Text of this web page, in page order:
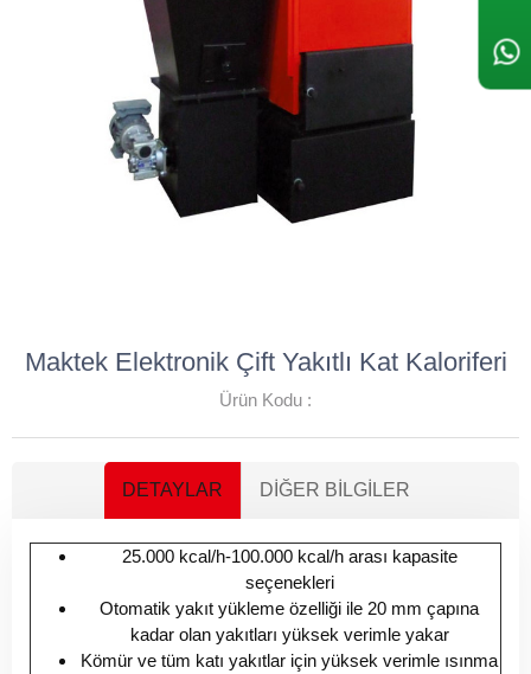
Maktek Elektronik Çift Yakıtlı Kat Kaloriferi
Ürün Kodu :
DETAYLAR DIĞER BILGILER
25.000 kcal/h-100.000 kcal/h arası kapasite
seçenekleri
Otomatik yakıt yükleme özelliği ile 20 mm çapına
kadar olan yakıtları yüksek verimle yakar
Kömür ve tüm katı yakıtlar için yüksek verimle ısınma